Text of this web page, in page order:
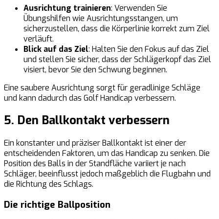
Ausrichtung trainieren: Verwenden Sie
Übungshilfen wie Ausrichtungsstangen, um
sicherzustellen, dass die Körperlinie korrekt zum Ziel
verläuft.
Blick auf das Ziel: Halten Sie den Fokus auf das Ziel
und stellen Sie sicher, dass der Schlägerkopf das Ziel
visiert, bevor Sie den Schwung beginnen.
Eine saubere Ausrichtung sorgt für geradlinige Schläge
und kann dadurch das Golf Handicap verbessern.
5. Den Ballkontakt verbessern
Ein konstanter und präziser Ballkontakt ist einer der
entscheidenden Faktoren, um das Handicap zu senken. Die
Position des Balls in der Standfläche variiert je nach
Schläger, beeinflusst jedoch maßgeblich die Flugbahn und
die Richtung des Schlags.
Die richtige Ballposition